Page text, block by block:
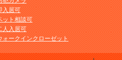
入居可
ット相談可
人入居可
ォークインクローゼット